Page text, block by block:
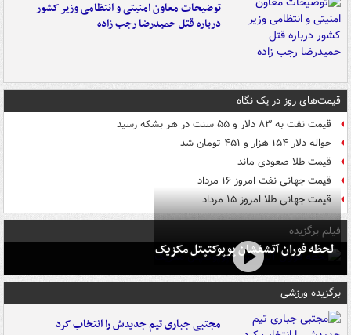
توضیحات معاون امنیتی و انتظامی وزیر کشور
درباره قتل حمیدرضا رجب زاده
قیمت‌های روز در یک نگاه
قیمت نفت به ۸۳ دلار و ۵۵ سنت در هر بشکه رسید
حواله دلار ۱۵۴ هزار و ۴۵۱ تومان شد
قیمت طلا صعودی ماند
قیمت جهانی نفت امروز ۱۶ مرداد
قیمت جهانی طلا امروز ۱۵ مرداد
فیلم برگزیده
لحظه فوران آتشفشان پوپوکتپتل مکزیک
برگزیده ورزشی
مجتبی جباری تیم جدیدش را انتخاب کرد